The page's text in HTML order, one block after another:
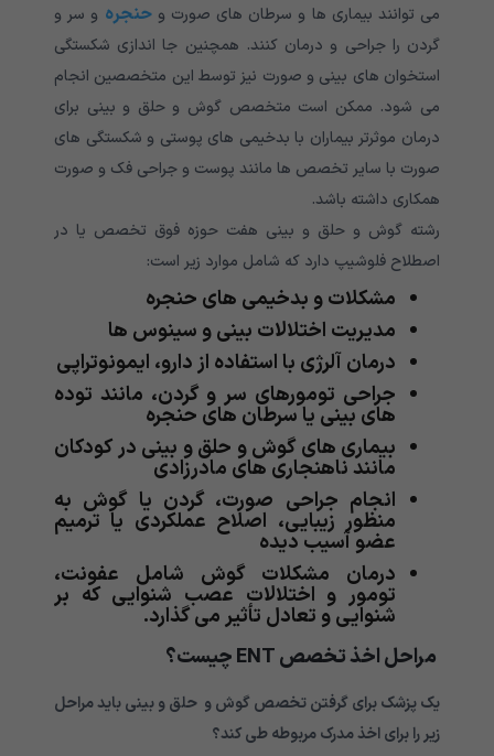
می توانند بیماری ها و سرطان های صورت وحنجره و سر و
گردن را جراحی و درمان کنند. همچنین جا اندازی شکستگی
استخوان های بینی و صورت نیز توسط این متخصصین انجام
می شود. ممکن است متخصص گوش و حلق و بینی برای
درمان موثرتر بیماران با بدخیمی های پوستی و شکستگی های
صورت با سایر تخصص ها مانند پوست و جراحی فک و صورت
همکاری داشته باشد.
رشته گوش و حلق و بینی هفت حوزه فوق تخصص یا در
اصطلاح فلوشیپ دارد که شامل موارد زیر است:
مشکلات و بدخیمی های حنجره
مدیریت اختلالات بینی و سینوس ها
درمان آلرژی با استفاده از دارو، ایمونوتراپی
جراحی تومورهای سر و گردن، مانند توده
های بینی یا سرطان های حنجره
بیماری های گوش و حلق و بینی در کودکان
مانند ناهنجاری های مادرزادی
انجام جراحی صورت، گردن یا گوش به
منظور زیبایی، اصلاح عملکردی یا ترمیم
عضو آسیب دیده
درمان مشکلات گوش شامل عفونت،
تومور و اختلالات عصب شنوایی که بر
شنوایی و تعادل تأثیر می گذارد.
مراحل اخذ تخصصENT چیست؟
یک پزشک برای گرفتن تخصص گوش و حلق و بینی باید مراحل
زیر را برای اخذ مدرک مربوطه طی کند؟